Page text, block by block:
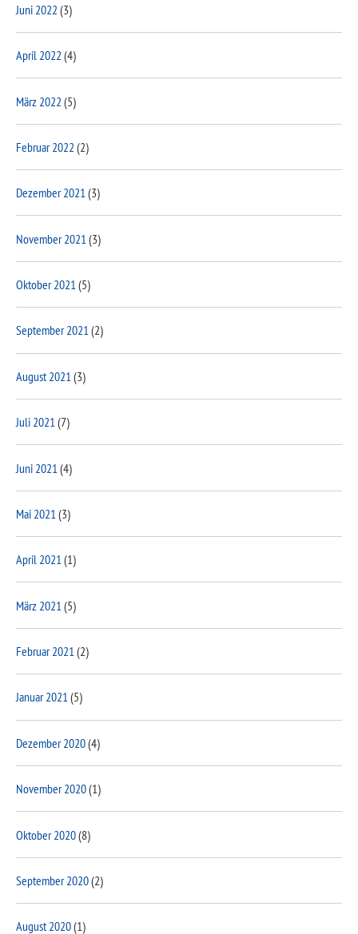
Juni 2022 (3)
April 2022 (4)
März 2022 (5)
Februar 2022 (2)
Dezember 2021(3)
November 2021 (3)
Oktober 2021(5)
September 2021(2)
August 2021 (3)
Juli 2021(7)
Juni 2021 (4)
Mai 2021 (3)
April 2021(1)
März 2021 (5)
Februar 2021(2)
Januar 2021(5)
Dezember 2020(4)
November 2020(1)
Oktober 2020(8)
September 2020(2)
August 2020(1)